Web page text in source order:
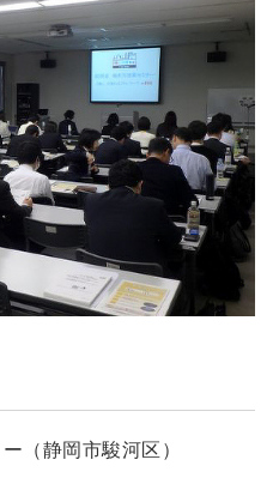
（静岡市駿河区）